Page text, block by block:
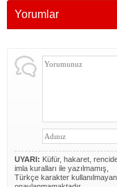
Yorumlar
UYARI: Küfür, hakaret,
imla kuralları ile yazılmamış,
Türkçe karakter